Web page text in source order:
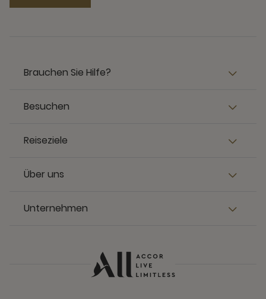
Brauchen Sie Hilfe?
Besuchen
Reiseziele
Über uns
Unternehmen